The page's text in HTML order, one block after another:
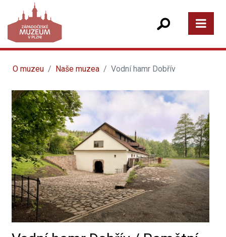
O muzeu Naše muzea Vodní hamr Dobřív